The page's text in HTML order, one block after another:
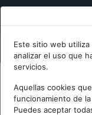
Este sitio web
analizar el uso que
servicios.
Aquellas cookies
funcionamiento de
Puedes aceptar